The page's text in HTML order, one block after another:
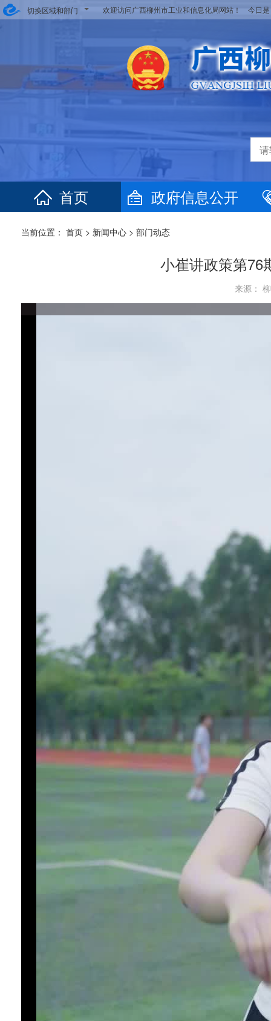
切换区域和部门 欢迎访问广西柳州市工业和信息化局网站！ 今日
首页 政府信息公开
当前位置： 首页 > 新闻中心 > 部门动态
小崔讲政策第
来源：